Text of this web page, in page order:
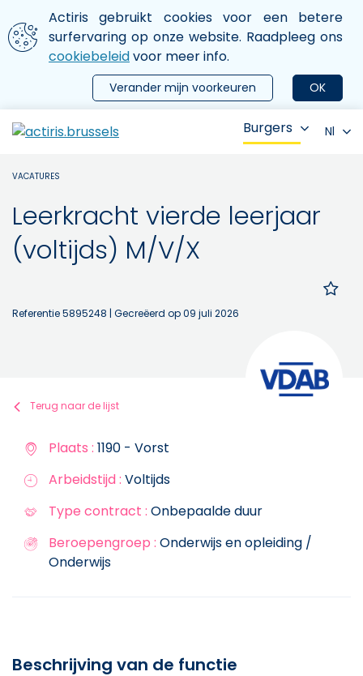
Aller au contenu principal
We gebruiken cookies
Actiris gebruikt cookies voor een betere
surfervaring op onze website. Raadpleeg ons
cookiebeleidvoor meer info.
OK
Verander mijn voorkeuren
le menu
Burgers Nl
VACATURES
Leerkracht vierde leerjaar
(voltijds) M/V/X
Referentie 5895248 | Gecreëerd op 09 juli 2026
Terug naar de lijst
Plaats : 1190 - Vorst
Arbeidstijd : Voltijds
Type contract : Onbepaalde duur
Beroepengroep : Onderwijs en opleiding /
Onderwijs
Beschrijving van de functie